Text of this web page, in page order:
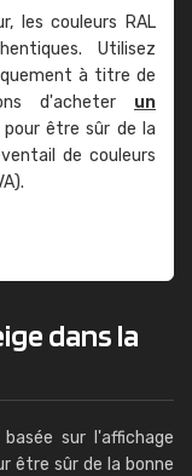
les couleurs RAL
Utilisez
à titre de
d'acheter un
pour être sûr de la
de couleurs
dans la
sur l'affichage
être sûr de la bonne